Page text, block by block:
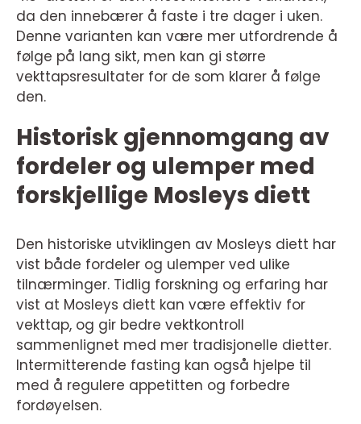
da den innebærer å faste i tre dager i uken.
Denne varianten kan være mer utfordrende å
følge på lang sikt, men kan gi større
vekttapsresultater for de som klarer å følge
den.
Historisk gjennomgang av
fordeler og ulemper med
forskjellige Mosleys diett
Den historiske utviklingen av Mosleys diett har
vist både fordeler og ulemper ved ulike
tilnærminger. Tidlig forskning og erfaring har
vist at Mosleys diett kan være effektiv for
vekttap, og gir bedre vektkontroll
sammenlignet med mer tradisjonelle dietter.
Intermitterende fasting kan også hjelpe til
med å regulere appetitten og forbedre
fordøyelsen.